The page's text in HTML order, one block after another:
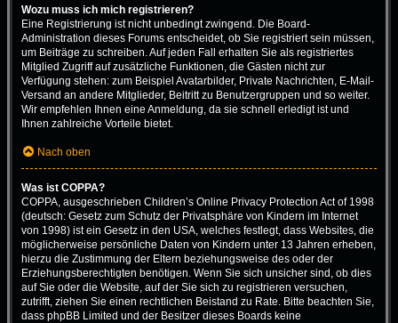
Wozu muss ich mich registrieren?
Eine Registrierung ist nicht unbedingt zwingend. Die Board-
Administration dieses Forums entscheidet, ob Sie registriert sein müssen,
um Beiträge zu schreiben. Auf jeden Fall erhalten Sie als registriertes
Mitglied Zugriff auf zusätzliche Funktionen, die Gästen nicht zur
Verfügung stehen: zum Beispiel Avatarbilder, Private Nachrichten, E-Mail-
Versand an andere Mitglieder, Beitritt zu Benutzergruppen und so weiter.
Wir empfehlen Ihnen eine Anmeldung, da sie schnell erledigt ist und
Ihnen zahlreiche Vorteile bietet.
Nach oben
Was ist COPPA?
COPPA, ausgeschrieben Children’s Online Privacy Protection Act of 1998
(deutsch: Gesetz zum Schutz der Privatsphäre von Kindern im Internet
von 1998) ist ein Gesetz in den USA, welches festlegt, dass Websites, die
möglicherweise persönliche Daten von Kindern unter 13 Jahren erheben,
hierzu die Zustimmung der Eltern beziehungsweise des oder der
Erziehungsberechtigten benötigen. Wenn Sie sich unsicher sind, ob dies
auf Sie oder die Website, auf der Sie sich zu registrieren versuchen,
zutrifft, ziehen Sie einen rechtlichen Beistand zu Rate. Bitte beachten Sie,
dass phpBB Limited und der Besitzer dieses Boards keine